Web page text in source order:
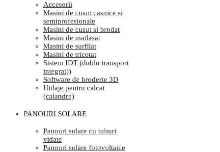
Accesorii
Masini de cusut casnice si
semiprofesionale
Masini de cusut si brodat
Masini de matlasat
Masini de surfilat
Masini de tricotat
Sistem IDT (dublu transport
integrat))
Software de broderie 3D
Utilaje pentru calcat
(calandre)
PANOURI SOLARE
Panouri solare cu tuburi
vidate
Panouri solare fotovoltaice